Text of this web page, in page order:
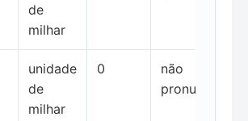
de
milhar
unidade
de
milhar
0
não
pronunciada